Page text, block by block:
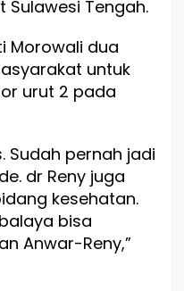
Tengah.
Morowali dua
untuk
urut 2 pada
Sudah pernah jadi
dr Reny juga
kesehatan.
bisa
Anwar-Reny,”